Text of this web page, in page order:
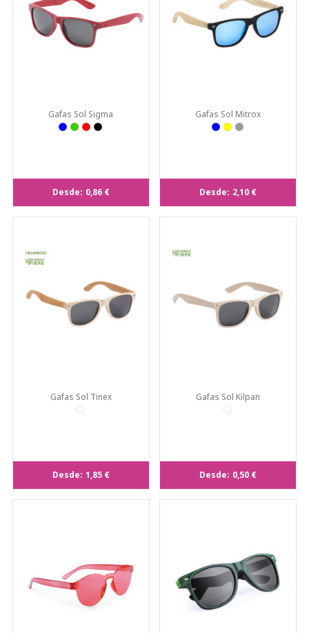
Gafas Sol Sigma
Desde: 0,86 €
Gafas Sol Mitrox
Desde: 2,10 €
Gafas Sol Tinex
Desde: 1,85 €
Gafas Sol Kilpan
Desde: 0,50 €